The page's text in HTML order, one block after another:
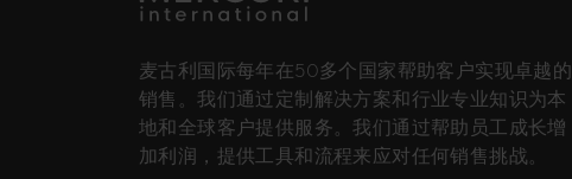
麦古利国际每年在50多个国家帮助客户实现卓越的
销售。我们通过定制解决方案和行业专业知识为本
地和全球客户提供服务。我们通过帮助员工成长增
加利润，提供工具和流程来应对任何销售挑战。